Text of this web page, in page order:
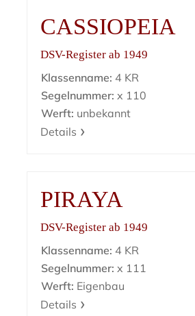
CASSIOPEIA
DSV-Register ab 1949
Klassenname: 4 KR
Segelnummer: x 110
Werft: unbekannt
Details
PIRAYA
DSV-Register ab 1949
Klassenname: 4 KR
Segelnummer: x 111
Werft: Eigenbau
Details